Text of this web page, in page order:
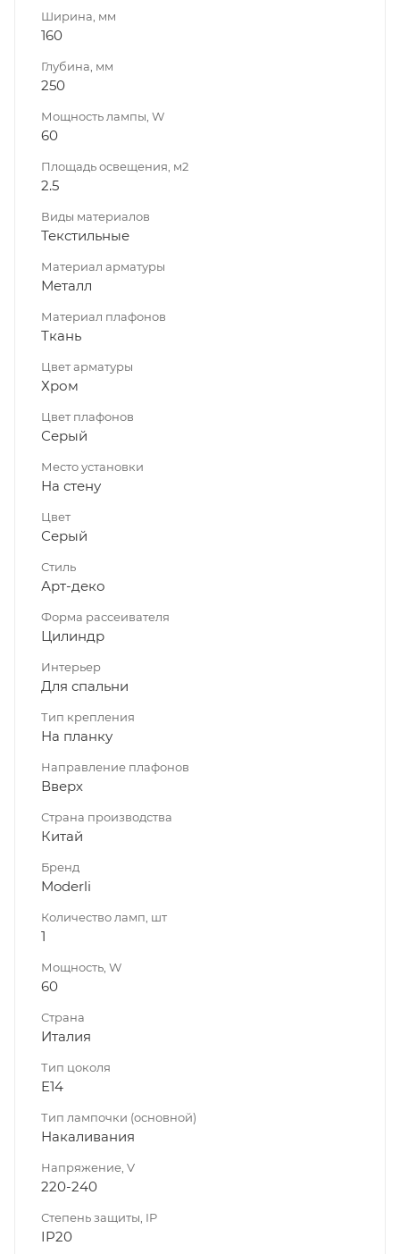
Ширина, мм
160
Глубина, мм
250
Мощность лампы, W
60
Площадь освещения, м2
2.5
Виды материалов
Текстильные
Материал арматуры
Металл
Материал плафонов
Ткань
Цвет арматуры
Хром
Цвет плафонов
Серый
Место установки
На стену
Цвет
Серый
Стиль
Арт-деко
Форма рассеивателя
Цилиндр
Интерьер
Для спальни
Тип крепления
На планку
Направление плафонов
Вверх
Страна производства
Китай
Бренд
Moderli
Количество ламп, шт
1
Мощность, W
60
Страна
Италия
Тип цоколя
E14
Тип лампочки (основной)
Накаливания
Напряжение, V
220-240
Степень защиты, IP
IP20